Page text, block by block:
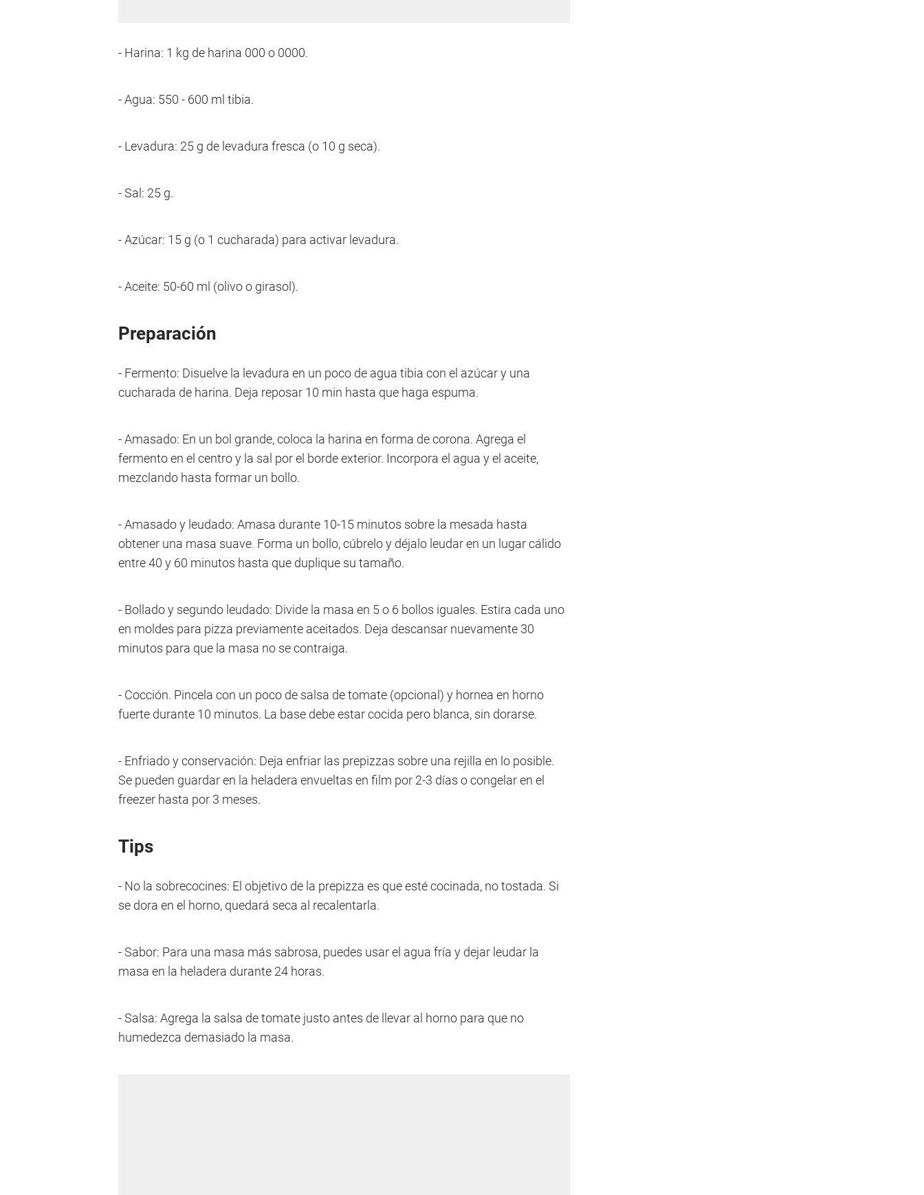
- Harina: 1 kg de harina 000 o 0000.
- Agua: 550 - 600 ml tibia.
- Levadura: 25 g de levadura fresca (o 10 g seca).
- Sal: 25 g.
- Azúcar: 15 g (o 1 cucharada) para activar levadura.
- Aceite: 50-60 ml (olivo o girasol).
Preparación
- Fermento: Disuelve la levadura en un poco de agua tibia con el azúcar y una
cucharada de harina. Deja reposar 10 min hasta que haga espuma.
- Amasado: En un bol grande, coloca la harina en forma de corona. Agrega el
fermento en el centro y la sal por el borde exterior. Incorpora el agua y el aceite,
mezclando hasta formar un bollo.
- Amasado y leudado: Amasa durante 10-15 minutos sobre la mesada hasta
obtener una masa suave. Forma un bollo, cúbrelo y déjalo leudar en un lugar cálido
entre 40 y 60 minutos hasta que duplique su tamaño.
- Bollado y segundo leudado: Divide la masa en 5 o 6 bollos iguales. Estira cada uno
en moldes para pizza previamente aceitados. Deja descansar nuevamente 30
minutos para que la masa no se contraiga.
- Cocción. Pincela con un poco de salsa de tomate (opcional) y hornea en horno
fuerte durante 10 minutos. La base debe estar cocida pero blanca, sin dorarse.
- Enfriado y conservación: Deja enfriar las prepizzas sobre una rejilla en lo posible.
Se pueden guardar en la heladera envueltas en film por 2-3 días o congelar en el
freezer hasta por 3 meses.
Tips
- No la sobrecocines: El objetivo de la prepizza es que esté cocinada, no tostada. Si
se dora en el horno, quedará seca al recalentarla.
- Sabor: Para una masa más sabrosa, puedes usar el agua fría y dejar leudar la
masa en la heladera durante 24 horas.
- Salsa: Agrega la salsa de tomate justo antes de llevar al horno para que no
humedezca demasiado la masa.